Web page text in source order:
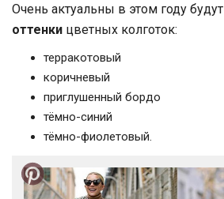
Очень актуальны в этом году будут
оттенки цветных колготок:
терракотовый
коричневый
приглушенный бордо
тёмно-синий
тёмно-фиолетовый.